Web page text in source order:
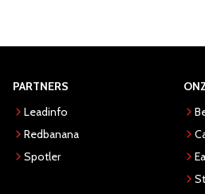
PARTNERS
Leadinfo
Redbanana
Spotler